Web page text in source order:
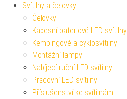
Svítilny a čelovky
Čelovky
Kapesní bateriové LED svítilny
Kempingové a cyklosvítilny
Montážní lampy
Nabíjecí ruční LED svítilny
Pracovní LED svítilny
Příslušenství ke svítilnám